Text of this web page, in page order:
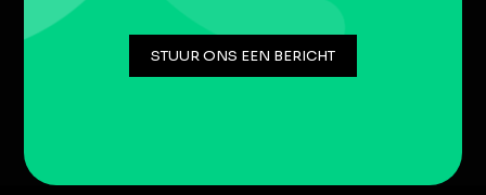
STUUR ONS EEN BERICHT